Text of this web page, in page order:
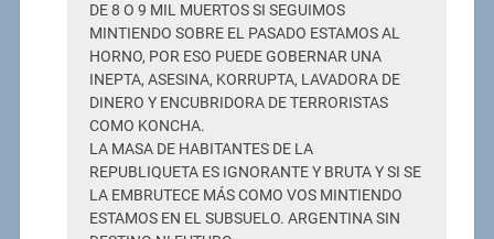
DE 8 O 9 MIL MUERTOS SI SEGUIMOS
MINTIENDO SOBRE EL PASADO ESTAMOS AL
HORNO, POR ESO PUEDE GOBERNAR UNA
INEPTA, ASESINA, KORRUPTA, LAVADORA DE
DINERO Y ENCUBRIDORA DE TERRORISTAS
COMO KONCHA.
LA MASA DE HABITANTES DE LA
REPUBLIQUETA ES IGNORANTE Y BRUTA Y SI SE
LA EMBRUTECE MÁS COMO VOS MINTIENDO
ESTAMOS EN EL SUBSUELO. ARGENTINA SIN